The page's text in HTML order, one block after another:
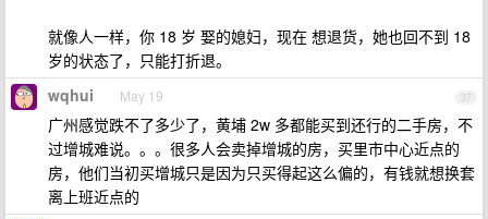
就像人一样，你 18 岁 娶的媳妇，现在 想退货，她也回不到 18
岁的状态了，只能打折退。
37
wqhui May 19
广州感觉跌不了多少了，黄埔 2w 多都能买到还行的二手房，不
过增城难说。。。很多人会卖掉增城的房，买里市中心近点的
房，他们当初买增城只是因为只买得起这么偏的，有钱就想换套
离上班近点的